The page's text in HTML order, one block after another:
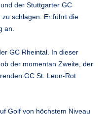
der Stuttgarter GC
schlagen. Er führt die
an.
GC Rheintal. In dieser
der momentan Zweite, der
GC St. Leon-Rot
Golf von höchstem Niveau